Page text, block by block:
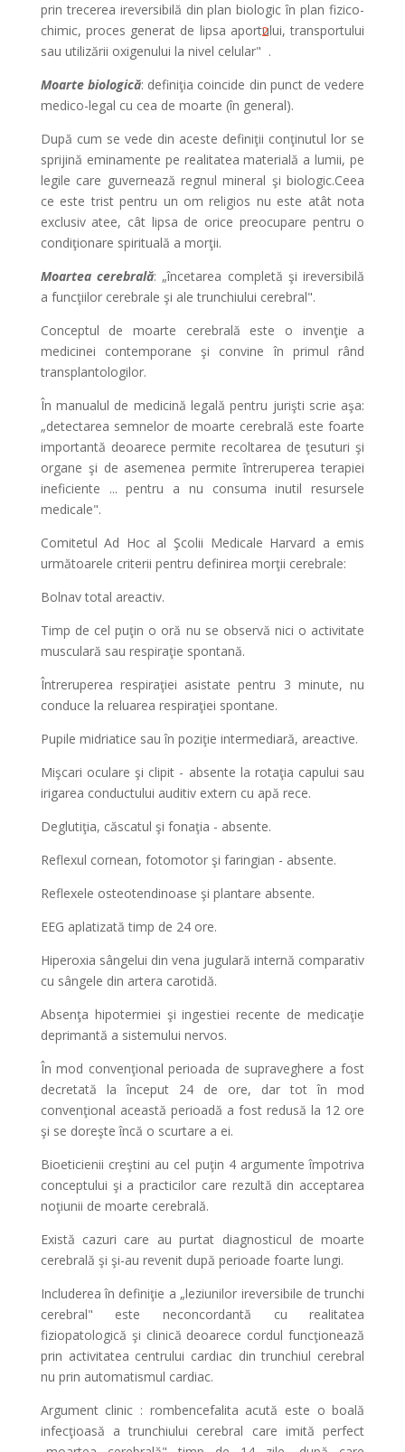
prin trecerea ireversibilă din plan biologic în plan fizico-
chimic, proces generat de lipsa aportului, transportului
sau utilizării oxigenului la nivel celular"
2
.
Moarte biologică: definiţia coincide din punct de vedere
medico-legal cu cea de moarte (în general).
După cum se vede din aceste definiţii conţinutul lor se
sprijină eminamente pe realitatea materială a lumii, pe
legile care guvernează regnul mineral şi biologic.Ceea
ce este trist pentru un om religios nu este atât nota
exclusiv atee, cât lipsa de orice preocupare pentru o
condiţionare spirituală a morţii.
Moartea cerebrală: „încetarea completă şi ireversibilă
a funcţiilor cerebrale şi ale trunchiului cerebral".
Conceptul de moarte cerebrală este o invenţie a
medicinei contemporane şi convine în primul rând
transplantologilor.
În manualul de medicină legală pentru jurişti scrie aşa:
„detectarea semnelor de moarte cerebrală este foarte
importantă deoarece permite recoltarea de ţesuturi şi
organe şi de asemenea permite întreruperea terapiei
ineficiente ... pentru a nu consuma inutil resursele
medicale".
Comitetul Ad Hoc al Şcolii Medicale Harvard a emis
următoarele criterii pentru definirea morţii cerebrale:
Bolnav total areactiv.
Timp de cel puţin o oră nu se observă nici o activitate
musculară sau respiraţie spontană.
Întreruperea respiraţiei asistate pentru 3 minute, nu
conduce la reluarea respiraţiei spontane.
Pupile midriatice sau în poziţie intermediară, areactive.
Mişcari oculare şi clipit - absente la rotaţia capului sau
irigarea conductului auditiv extern cu apă rece.
Deglutiţia, căscatul şi fonaţia - absente.
Reflexul cornean, fotomotor şi faringian - absente.
Reflexele osteotendinoase şi plantare absente.
EEG aplatizată timp de 24 ore.
Hiperoxia sângelui din vena jugulară internă comparativ
cu sângele din artera carotidă.
Absenţa hipotermiei şi ingestiei recente de medicaţie
deprimantă a sistemului nervos.
În mod convenţional perioada de supraveghere a fost
decretată la început 24 de ore, dar tot în mod
convenţional această perioadă a fost redusă la 12 ore
şi se doreşte încă o scurtare a ei.
Bioeticienii creştini au cel puţin 4 argumente împotriva
conceptului şi a practicilor care rezultă din acceptarea
noţiunii de moarte cerebrală.
Există cazuri care au purtat diagnosticul de moarte
cerebrală şi şi-au revenit după perioade foarte lungi.
Includerea în definiţie a „leziunilor ireversibile de trunchi
cerebral" este neconcordantă cu realitatea
fiziopatologică şi clinică deoarece cordul funcţionează
prin activitatea centrului cardiac din trunchiul cerebral
nu prin automatismul cardiac.
Argument clinic : rombencefalita acută este o boală
infecţioasă a trunchiului cerebral care imită perfect